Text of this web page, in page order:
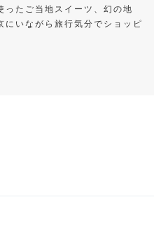
たご当地スイーツ、幻の地
いながら旅行気分でショッピ